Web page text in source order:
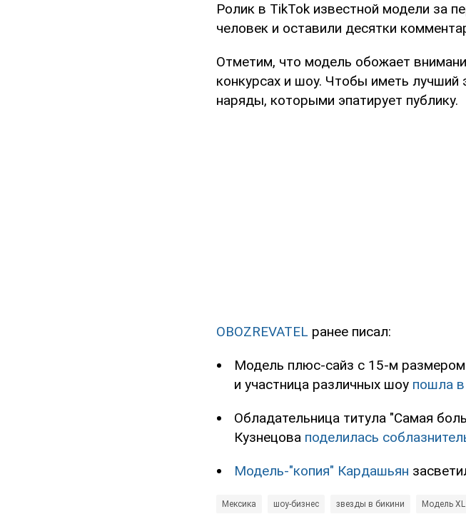
Ролик в TikTok известной модели за
человек и оставили десятки
Отметим, что модель обожает
конкурсах и шоу. Чтобы иметь
наряды, которыми эпатирует публику.
OBOZREVATEL ранее писал:
Модель плюс-сайз с 15-м размером
и участница различных шоу пошла в
Обладательница титула "Самая
Кузнецова поделилась
Модель-"копия" Кардашьян
Мексика шоу-бизнес звезды в бикини Модель XL